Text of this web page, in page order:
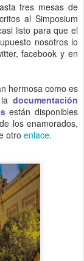
tres mesas de
al Simposium
listo para que el
nosotros lo
facebook y en
hermosa como es
documentación
están disponibles
los enamorados,
otro enlace.